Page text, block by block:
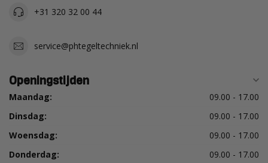
+31 320 32 00 44
service@phtegeltechniek.nl
Openingstijden
Maandag:
09.00 - 17.00
Dinsdag:
09.00 - 17.00
Woensdag:
09.00 - 17.00
Donderdag:
09.00 - 17.00